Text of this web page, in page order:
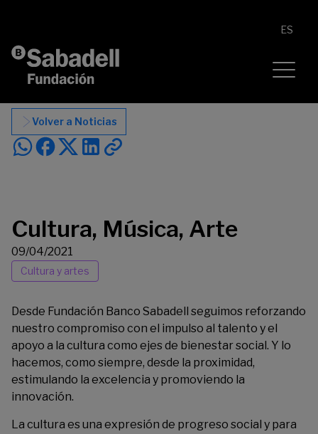
ES
Volver a Noticias
Cultura, Música, Arte
09/04/2021
Cultura y artes
Desde Fundación Banco Sabadell seguimos reforzando
nuestro compromiso con el impulso al talento y el
apoyo a la cultura como ejes de bienestar social. Y lo
hacemos, como siempre, desde la proximidad,
estimulando la excelencia y promoviendo la
innovación.
La cultura es una expresión de progreso social y para